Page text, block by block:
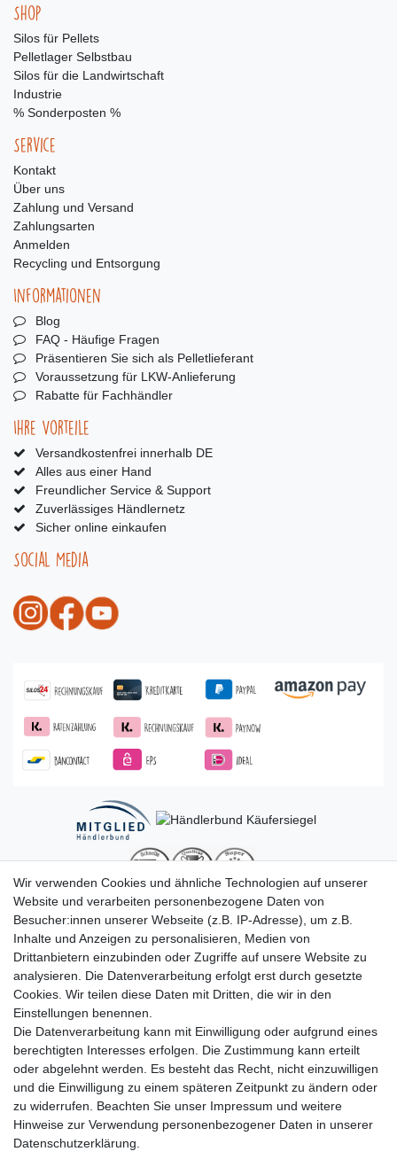
Shop
Silos für Pellets
Pelletlager Selbstbau
Silos für die Landwirtschaft
Industrie
% Sonderposten %
Service
Kontakt
Über uns
Zahlung und Versand
Zahlungsarten
Anmelden
Recycling und Entsorgung
Informationen
Blog
FAQ - Häufige Fragen
Präsentieren Sie sich als Pelletlieferant
Voraussetzung für LKW-Anlieferung
Rabatte für Fachhändler
Ihre Vorteile
Versandkostenfrei innerhalb DE
Alles aus einer Hand
Freundlicher Service & Support
Zuverlässiges Händlernetz
Sicher online einkaufen
Social Media
Impressum Daten­schutz­erklärung AGB
Barrierefreiheitserklärung
Wir verwenden Cookies und ähnliche Technologien auf unserer
Website und verarbeiten personenbezogene Daten von
Besucher:innen unserer Webseite (z.B. IP-Adresse), um z.B.
Inhalte und Anzeigen zu personalisieren, Medien von
Drittanbietern einzubinden oder Zugriffe auf unsere Website zu
analysieren. Die Datenverarbeitung erfolgt erst durch gesetzte
Cookies. Wir teilen diese Daten mit Dritten, die wir in den
Einstellungen benennen.
Die Datenverarbeitung kann mit Einwilligung oder aufgrund eines
berechtigten Interesses erfolgen. Die Zustimmung kann erteilt
oder abgelehnt werden. Es besteht das Recht, nicht einzuwilligen
und die Einwilligung zu einem späteren Zeitpunkt zu ändern oder
zu widerrufen. Beachten Sie unser Impressum und weitere
Hinweise zur Verwendung personenbezogener Daten in unserer
Daten­schutz­erklärung